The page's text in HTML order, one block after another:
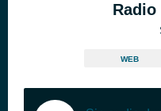
Radio
WEB